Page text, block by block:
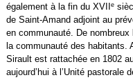
également à la fin du XVII
e
de Saint-Amand adjoint au
en communauté. De
la communauté des habitants.
Sirault est rattachée en 1802
aujourd’hui à l’Unité pastorale